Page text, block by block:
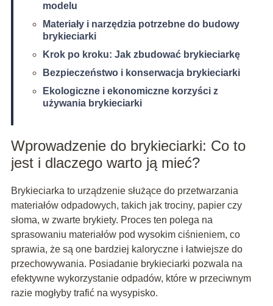
modelu
Materiały i narzędzia potrzebne do budowy
brykieciarki
Krok po kroku: Jak zbudować brykieciarkę
Bezpieczeństwo i konserwacja brykieciarki
Ekologiczne i ekonomiczne korzyści z
używania brykieciarki
Wprowadzenie do brykieciarki: Co to
jest i dlaczego warto ją mieć?
Brykieciarka to urządzenie służące do przetwarzania
materiałów odpadowych, takich jak trociny, papier czy
słoma, w zwarte brykiety. Proces ten polega na
sprasowaniu materiałów pod wysokim ciśnieniem, co
sprawia, że są one bardziej kaloryczne i łatwiejsze do
przechowywania. Posiadanie brykieciarki pozwala na
efektywne wykorzystanie odpadów, które w przeciwnym
razie mogłyby trafić na wysypisko.